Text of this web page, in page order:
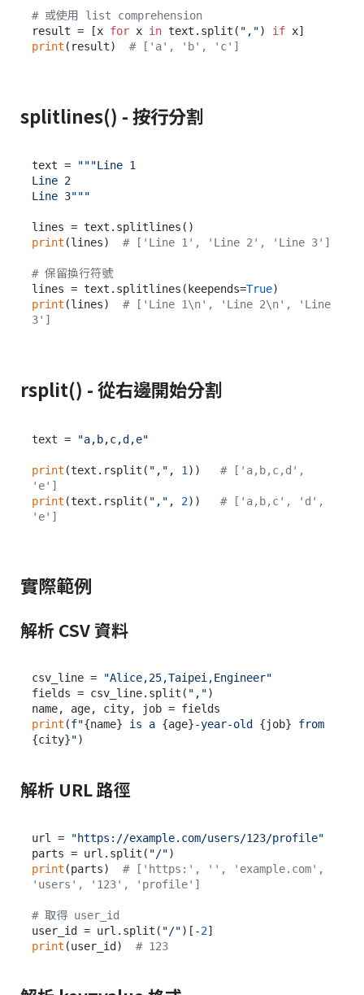
# 或使用 list comprehension
result = [x for x in text.split( ",") if
print (result) # ['a', 'b', 'c']
splitlines() - 按行分割
text =
"""Line 1
Line 2
Line 3"""
print (lines) # ['Line 1', 'Line 2', 'Line 3']
# 保留換行符號
lines = text.splitlines(keepends=True
print (lines) # ['Line 1\n', 'Line 2\n', 'Line
3']
rsplit() - 從右邊開始分割
text = "a,b,c,d,e"
print (text.rsplit( "," , 1 )) # ['a,b,c,d',
'e']
print (text.rsplit( "," , 2)) # ['a,b,c', 'd',
'e']
實際範例
解析 CSV 資料
csv_line =
"Alice,25,Taipei,Engineer"
fields = csv_line.split( ",")
print (f"{name} is a {age}-year-old {job}
{city}"
解析 URL 路徑
url =
"https://example.com/users/123/profile"
parts = url.split( "/"
print (parts) # ['https:', '', 'example.com',
'users', '123', 'profile']
# 取得 user_id
user_id = url.split( "/")[-2
print (user_id) # 123